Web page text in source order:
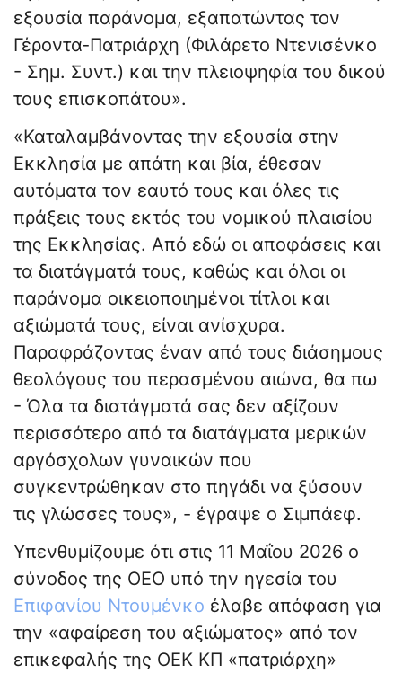
εξουσία παράνομα, εξαπατώντας τον
Γέροντα-Πατριάρχη (Φιλάρετο Ντενισένκο
- Σημ. Συντ.) και την πλειοψηφία του δικού
τους επισκοπάτου».
«Καταλαμβάνοντας την εξουσία στην
Εκκλησία με απάτη και βία, έθεσαν
αυτόματα τον εαυτό τους και όλες τις
πράξεις τους εκτός του νομικού πλαισίου
της Εκκλησίας. Από εδώ οι αποφάσεις και
τα διατάγματά τους, καθώς και όλοι οι
παράνομα οικειοποιημένοι τίτλοι και
αξιώματά τους, είναι ανίσχυρα.
Παραφράζοντας έναν από τους διάσημους
θεολόγους του περασμένου αιώνα, θα πω
- Όλα τα διατάγματά σας δεν αξίζουν
περισσότερο από τα διατάγματα μερικών
αργόσχολων γυναικών που
συγκεντρώθηκαν στο πηγάδι να ξύσουν
τις γλώσσες τους», - έγραψε ο Σιμπάεφ.
Υπενθυμίζουμε ότι στις 11 Μαΐου 2026 ο
σύνοδος της ΟΕΟ υπό την ηγεσία του
Επιφανίου Ντουμένκο έλαβε απόφαση για
την «αφαίρεση του αξιώματος» από τον
επικεφαλής της ΟΕΚ ΚΠ «πατριάρχη»